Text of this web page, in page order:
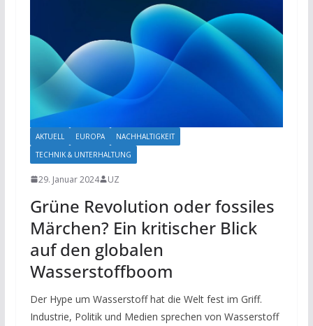
AKTUELL EUROPA
NACHHALTIGKEIT
TECHNIK & UNTERHALTUNG
29. Januar 2024 UZ
Grüne Revolution oder fossiles
Märchen? Ein kritischer Blick
auf den globalen
Wasserstoffboom
Der Hype um Wasserstoff hat die Welt fest im Griff.
Industrie, Politik und Medien sprechen von Wasserstoff